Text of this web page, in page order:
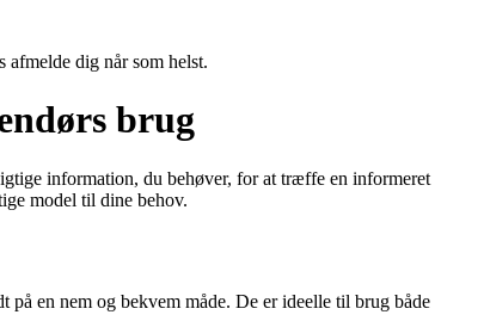
dig når som helst.
brug
information, du behøver, for at træffe en informeret
model til dine behov.
en nem og bekvem måde. De er ideelle til brug både